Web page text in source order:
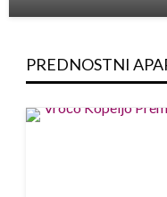
PREDNOSTNI